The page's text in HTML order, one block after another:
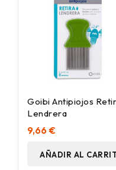
Goibi Antipiojos
Lendrera
9,66 €
AÑADIR AL